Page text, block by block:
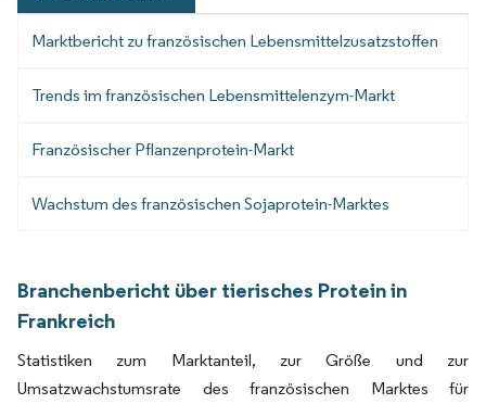
Marktbericht zu französischen Lebensmittelzusatzstoffen
Trends im französischen Lebensmittelenzym-Markt
Französischer Pflanzenprotein-Markt
Wachstum des französischen Sojaprotein-Marktes
Branchenbericht über tierisches Protein in
Frankreich
Statistiken zum Marktanteil, zur Größe und zur
Umsatzwachstumsrate des französischen Marktes für